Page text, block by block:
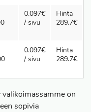
0.097€
/ sivu
Hinta
289.7€
0.097€
/ sivu
Hinta
289.7€
on
sopivia